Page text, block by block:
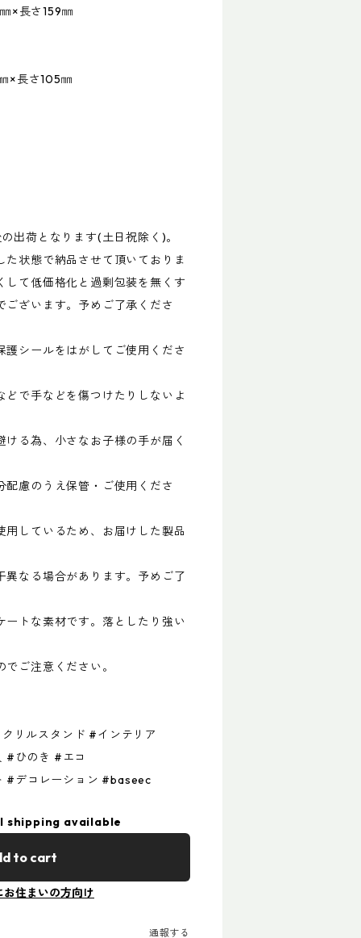
×長さ159㎜
×長さ105㎜
出荷となります(土日祝除く)。
状態で納品させて頂いておりま
して低価格化と過剰包装を無くす
ざいます。予めご了承くださ
シールをはがしてご使用くださ
で手などを傷つけたりしないよ
る為、小さなお子様の手が届く
慮のうえ保管・ご使用くださ
しているため、お届けした製品
る場合があります。予めご了
トな素材です。落としたり強い
ご注意ください。
リルスタンド #インテリア
#ひのき #エコ
#デコレーション #baseec
shipping available
to cart
お住まいの方向け
通報する